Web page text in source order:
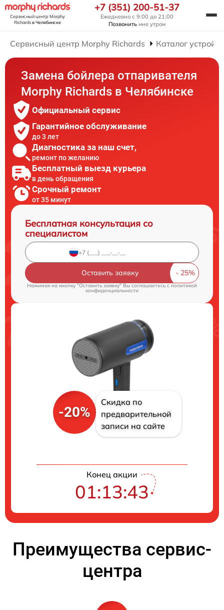
Сервисный центр Morphy
Richardsв Челябинске
+7 (351) 200-51-37
Ежедневно с 9:00 до 21:00
Позвонить мне утром
Сервисный центр Morphy Richards Каталог
Замена бойлера отпаривателя
Morphy Richards в Челябинске
Официальный сервис
Гарантийное обслуживание
до 3 лет
Диагностика за наш счет,
ремонт по желанию
Бесплатный выезд курьера
в день обращения
Срочный ремонт
от 35 минут
Бесплатная консультация со
специалистом
Оставить заявку
Нажимая на кнопку "Оставить заявку" Вы соглашаетесь cполитикой
конфиденциальности
-20%
Скидка по
предварительной
записи на сайте
Конец акции
01:13:43
Преимущества сервис-
центра